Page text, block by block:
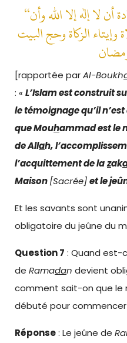
“بني الإسلام على خمس شهادة أن لا إله إلا الله وأن
الزكاة وحج البيت
[rapportée parAl-Boukh
: «L’Islam est construit
le témoignage qu’il
que Mouhammad est le
de Allah,
l’acquittement de lazak
Maison[Sacrée]et le
Et les savants sont
obligatoire du jeûne du
Question 7 : Quand est-
de Ramadan devient
comment sait-on que le
débuté pour commencer
Réponse: Le jeûne de